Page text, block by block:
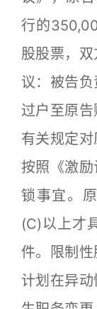
行的
股股票，
议：被告
过户至原
有关规定
按照《激
锁事宜。
(C)以上才
件。限制
计划在异